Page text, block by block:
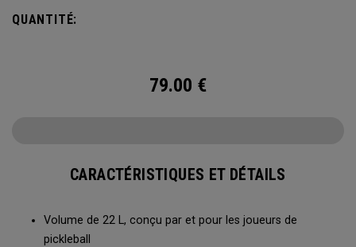
QUANTITÉ:
79.00 €
CARACTÉRISTIQUES ET DÉTAILS
Volume de 22 L, conçu par et pour les joueurs de
pickleball